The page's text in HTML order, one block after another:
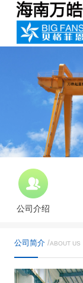
公司介绍
公司简介 /ABOUT US